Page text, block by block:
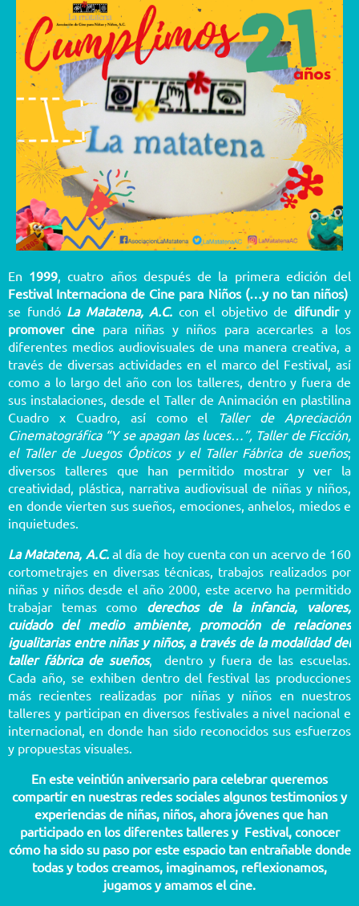
En 1999, cuatro años después de la primera edición del
Festival Internaciona de Cine para Niños (…y no tan niños)
se fundó La Matatena, A.C. con el objetivo de difundiry
promover cine para niñas y niños para acercarles a los
diferentes medios audiovisuales de una manera creativa, a
través de diversas actividades en el marco del Festival, así
como a lo largo del año con los talleres, dentro y fuera de
sus instalaciones, desde el Taller de Animación en plastilina
Cuadro x Cuadro, así como el Taller de Apreciación
Cinematográfica “Y se apagan las luces…”, Taller de Ficción,
el Taller de Juegos Ópticos y el Taller Fábrica de sueños;
diversos talleres que han permitido mostrar y ver la
creatividad, plástica, narrativa audiovisual de niñas y niños,
en donde vierten sus sueños, emociones, anhelos, miedos e
inquietudes.
La Matatena, A.C.al día de hoy cuenta con un acervo de 160
cortometrajes en diversas técnicas, trabajos realizados por
niñas y niños desde el año 2000, este acervo ha permitido
trabajar temas como derechos de la infancia, valores,
cuidado del medio ambiente, promoción de relaciones
igualitarias entre niñas y niños, a través de la modalidad del
taller fábrica de sueños, dentro y fuera de las escuelas.
Cada año, se exhiben dentro del festival las producciones
más recientes realizadas por niñas y niños en nuestros
talleres y participan en diversos festivales a nivel nacional e
internacional, en donde han sido reconocidos sus esfuerzos
y propuestas visuales.
En este veintiún aniversario para celebrar queremos
compartir en nuestras redes sociales algunos testimonios y
experiencias de niñas, niños, ahora jóvenes que han
participado en los diferentes talleres y Festival, conocer
cómo ha sido su paso por este espacio tan entrañable donde
todas y todos creamos, imaginamos, reflexionamos,
jugamos y amamos el cine.